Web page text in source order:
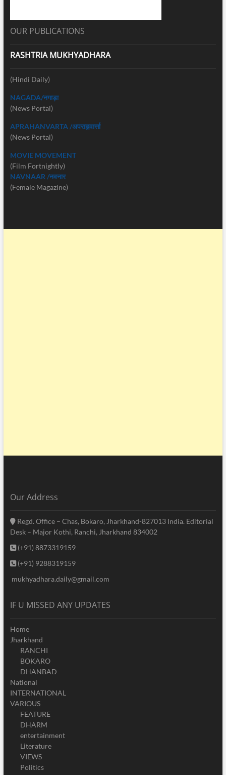
OUR PUBLICATIONS
RASHTRIA MUKHYADHARA
(Hindi Daily)
NAGADA/नगाड़ा
(News Portal)
APRAHANVARTA /अपराह्नवार्त्ता
(News Portal)
MOVIE MOVEMENT
(Film Fortnightly)
NAVNAAR /नवनार
(Female Magazine)
Our Address
Regd. Office – Chas, Bokaro, Jharkhand-827013 India. Editorial
Desk – Major Kothi, Ranchi, Jharkhand 834002
(+91) 8873319159
(+91) 9288319159
mukhyadhara.daily@gmail.com
IF U MISSED ANY UPDATES
Home
Jharkhand
RANCHI
BOKARO
DHANBAD
National
INTERNATIONAL
VARIOUS
FEATURE
DHARM
entertainment
Literature
VIEWS
Politics